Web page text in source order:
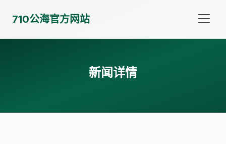
710公海官方网站
新闻详情